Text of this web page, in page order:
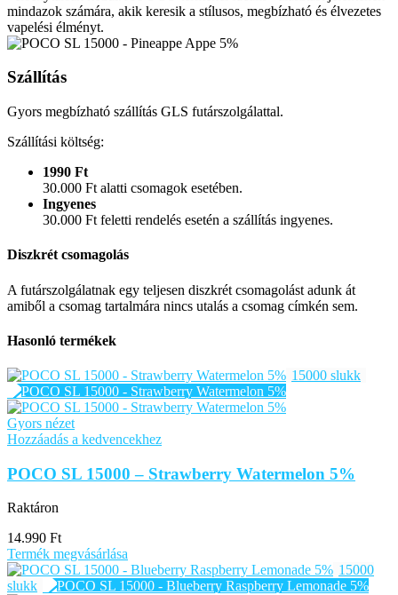
mindazok számára, akik keresik a stílusos, megbízható és élvezetes
vapelési élményt.
Szállítás
Gyors megbízható szállítás GLS futárszolgálattal.
Szállítási költség:
1990 Ft
30.000 Ft alatti csomagok esetében.
Ingyenes
30.000 Ft feletti rendelés esetén a szállítás ingyenes.
Diszkrét csomagolás
A futárszolgálatnak egy teljesen diszkrét csomagolást adunk át
amiből a csomag tartalmára nincs utalás a csomag címkén sem.
Hasonló termékek
15000 slukk
Gyors nézet
Hozzáadás a kedvencekhez
POCO SL 15000 – Strawberry Watermelon 5%
Raktáron
14.990 Ft
Termék megvásárlása
15000
slukk